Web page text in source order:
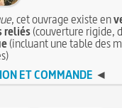
, cet ouvrage existe en
reliés(couverture rigide,
(incluant une table des
ET COMMANDE ◄